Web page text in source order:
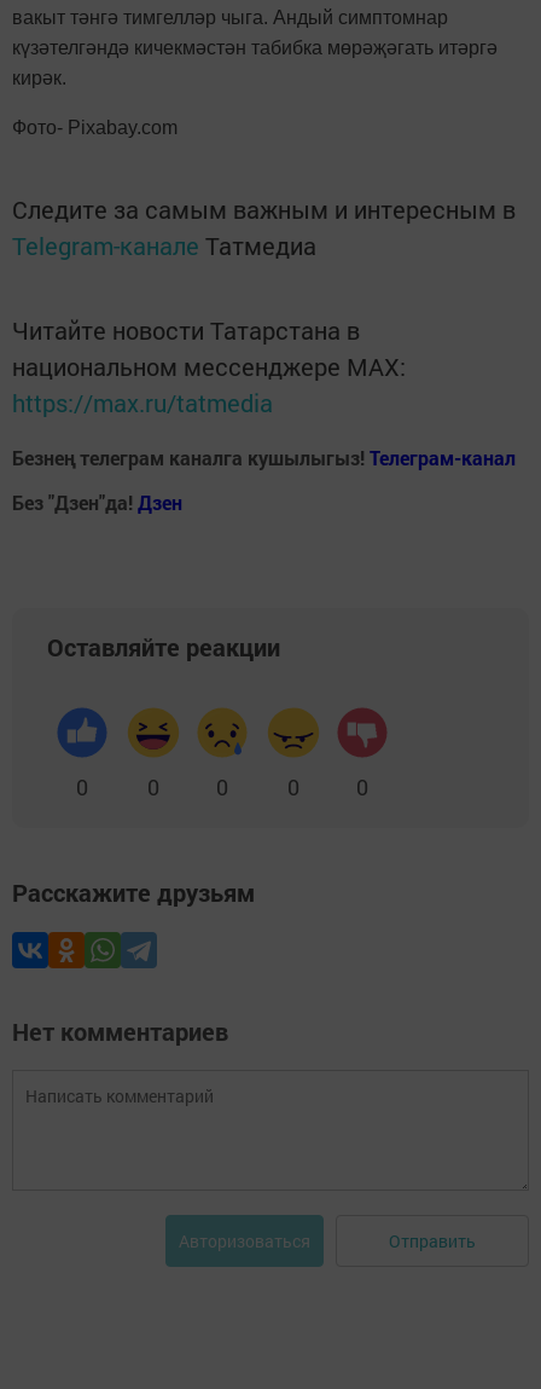
вакыт тәнгә тимгелләр чыга. Андый симптомнар
күзәтелгәндә кичекмәстән табибка мөрәҗәгать итәргә
кирәк.
Фото- Pixabay.com
Следите за самым важным и интересным в
Telegram-канале Татмедиа
Читайте новости Татарстана в
национальном мессенджере MАХ:
https://max.ru/tatmedia
Безнең телеграм каналга кушылыгыз! Телеграм-канал
Без "Дзен"да! Дзен
Оставляйте реакции
0 0 0 0 0
Расскажите друзьям
Нет комментариев
Авторизоваться Отправить